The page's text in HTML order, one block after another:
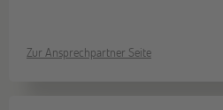
Zur Ansprechpartner Seite